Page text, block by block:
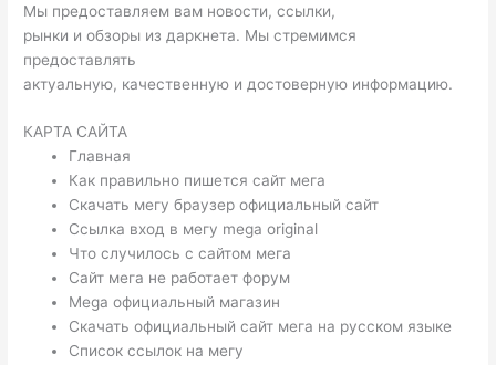
Мы предоставляем вам новости, ссылки,
рынки и обзоры из даркнета. Мы стремимся
предоставлять
актуальную, качественную и достоверную информацию.
КАРТА САЙТА
Главная
Как правильно пишется сайт мега
Скачать мегу браузер официальный сайт
Ссылка вход в мегу mega original
Что случилось с сайтом мега
Сайт мега не работает форум
Mega официальный магазин
Скачать официальный сайт мега на русском языке
Список ссылок на мегу